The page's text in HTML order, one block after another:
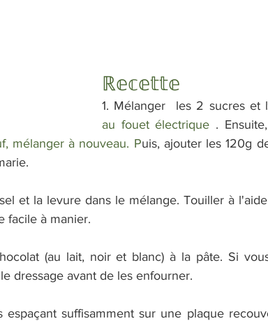
ℝ𝕖𝕔𝕖𝕥𝕥𝕖
au fouet électrique .
mélanger à nouveau. Puis, ajouter les 120g
et la levure dans le mélange. Touiller à
facile à manier.
(au lait, noir et blanc) à la pâte. Si
dressage avant de les enfourner.
suffisamment sur une plaque